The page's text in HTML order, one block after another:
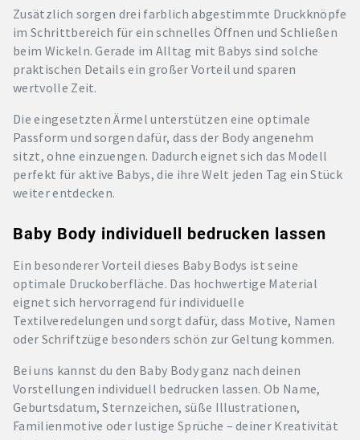
Zusätzlich sorgen drei farblich abgestimmte Druckknöpfe
im Schrittbereich für ein schnelles Öffnen und Schließen
beim Wickeln. Gerade im Alltag mit Babys sind solche
praktischen Details ein großer Vorteil und sparen
wertvolle Zeit.
Die eingesetzten Ärmel unterstützen eine optimale
Passform und sorgen dafür, dass der Body angenehm
sitzt, ohne einzuengen. Dadurch eignet sich das Modell
perfekt für aktive Babys, die ihre Welt jeden Tag ein Stück
weiter entdecken.
Baby Body individuell bedrucken lassen
Ein besonderer Vorteil dieses Baby Bodys ist seine
optimale Druckoberfläche. Das hochwertige Material
eignet sich hervorragend für individuelle
Textilveredelungen und sorgt dafür, dass Motive, Namen
oder Schriftzüge besonders schön zur Geltung kommen.
Bei uns kannst du den Baby Body ganz nach deinen
Vorstellungen individuell bedrucken lassen. Ob Name,
Geburtsdatum, Sternzeichen, süße Illustrationen,
Familienmotive oder lustige Sprüche – deiner Kreativität